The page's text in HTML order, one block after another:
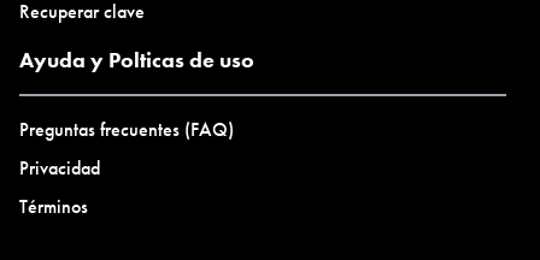
Recuperar clave
Ayuda y Polticas de uso
Preguntas frecuentes (FAQ)
Privacidad
Términos